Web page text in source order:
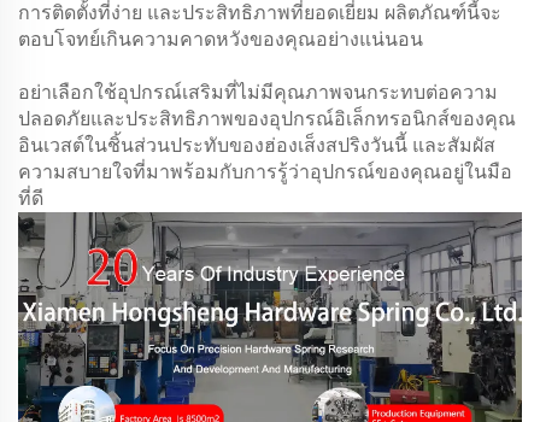
การติดตั้งที่ง่าย และประสิทธิภาพที่ยอดเยี่ยม ผลิตภัณฑ์นี้จะ
ตอบโจทย์เกินความคาดหวังของคุณอย่างแน่นอน
อย่าเลือกใช้อุปกรณ์เสริมที่ไม่มีคุณภาพจนกระทบต่อความ
ปลอดภัยและประสิทธิภาพของอุปกรณ์อิเล็กทรอนิกส์ของคุณ
อินเวสต์ในชิ้นส่วนประทับของฮ่องเส็งสปริงวันนี้ และสัมผัส
ความสบายใจที่มาพร้อมกับการรู้ว่าอุปกรณ์ของคุณอยู่ในมือ
ที่ดี